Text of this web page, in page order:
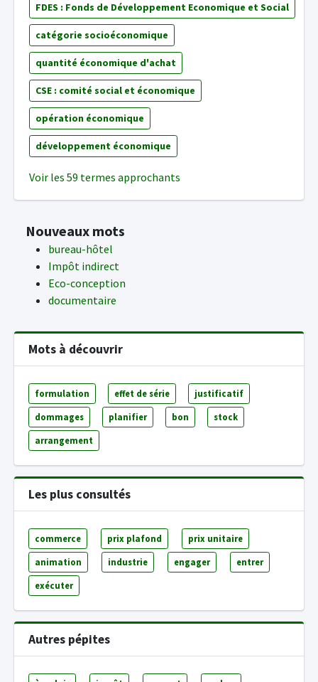
FDES : Fonds de Développement Economique et Social
catégorie socioéconomique
quantité économique d'achat
CSE : comité social et économique
opération économique
développement économique
Voir les 59 termes approchants
Nouveaux mots
bureau-hôtel
Impôt indirect
Eco-conception
documentaire
Mots à découvrir
formulation effet de série justificatif
dommages planifier bon stock
arrangement
Les plus consultés
commerce prix plafond prix unitaire
animation industrie engager entrer
exécuter
Autres pépites